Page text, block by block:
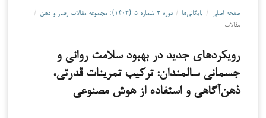
صفحه اصلی / بایگانی‌ها / دوره ۳ شماره ۵ (۱۴۰۳): مجموعه مقالات رفتار و ذهن
/
مقالات
رویکردهای جدید در بهبود سلامت روانی و
جسمانی سالمندان: ترکیب تمرینات قدرتی،
ذهن‌آگاهی و استفاده از هوش مصنوعی